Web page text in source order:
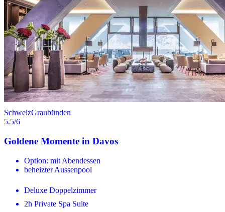
SchweizGraubünden
5.5/6
Goldene Momente in Davos
Option: mit Abendessen
beheizter Aussenpool
Deluxe Doppelzimmer
2h Private Spa Suite